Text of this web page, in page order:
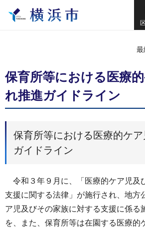
最
保育所等における医療
れ推進ガイドライン
保育所等における医療的ケ
ガイドライン
令和３年９月に、「医療的ケア児及
支援に関する法律」が施行され、地方
ア児及びその家族に対する支援に係る
を、また、保育所等は在園する医療的